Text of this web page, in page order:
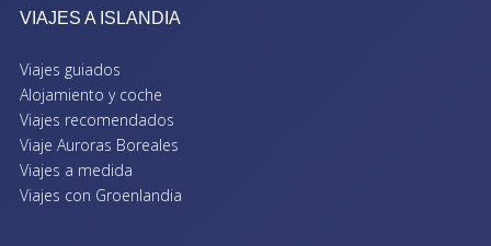
VIAJES A ISLANDIA
Viajes guiados
Alojamiento y coche
Viajes recomendados
Viaje Auroras Boreales
Viajes a medida
Viajes con Groenlandia